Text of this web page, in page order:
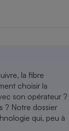
la fibre
choisir la
son opérateur ?
? Notre dossier
qui, peu à
Additifs
de défense
judiciairegratuit
- Travaux
électrique
administrative
aérien